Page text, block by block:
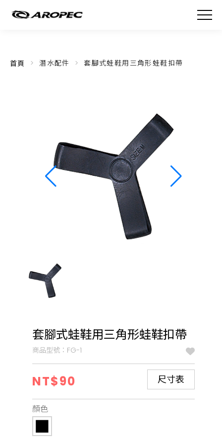
首頁 潛水配件 套腳式蛙鞋用三角形蛙鞋扣帶
套腳式蛙鞋用三角形蛙鞋扣帶
商品型號：FG-1
NT$90 尺寸表
顏色